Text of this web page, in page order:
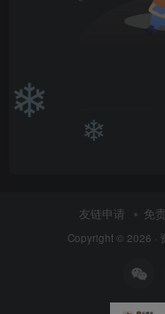
友链申请 免
Copyright © 2026 ·
❄